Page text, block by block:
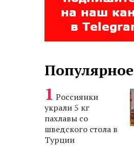
Популярное
Россиянки
украли 5 кг
пахлавы со
шведского стола в
Турции